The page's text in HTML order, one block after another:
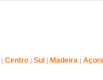
| Centro | Sul | Madeira |